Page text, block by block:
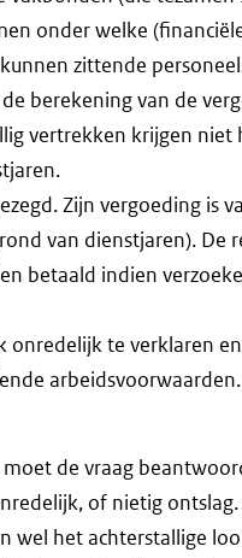
onder welke
zittende
berekening van de
vertrekken krijgen niet
Zijn vergoeding is
van dienstjaren). De
betaald indien
onredelijk te verklaren
moet de vraag
of nietig ontslag.
wel het achterstallige